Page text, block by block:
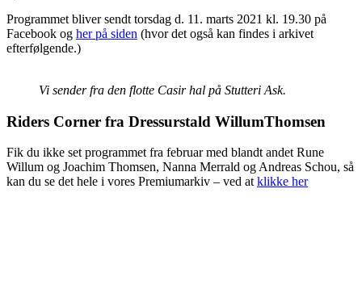
Programmet bliver sendt torsdag d. 11. marts 2021 kl. 19.30 på
Facebook og her på siden (hvor det også kan findes i arkivet
efterfølgende.)
Vi sender fra den flotte Casir hal på Stutteri Ask.
Riders Corner fra Dressurstald WillumThomsen
Fik du ikke set programmet fra februar med blandt andet Rune
Willum og Joachim Thomsen, Nanna Merrald og Andreas Schou, så
kan du se det hele i vores Premiumarkiv – ved atklikke her